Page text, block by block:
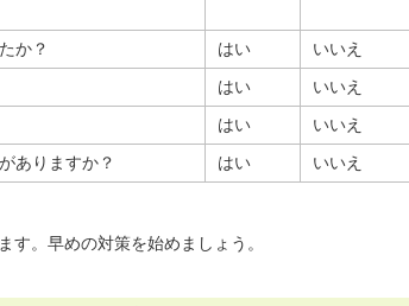
か？ はい
いいえ
はい
いいえ
はい
いいえ
ありますか？
はい いいえ
す。早めの対策を始めましょう。